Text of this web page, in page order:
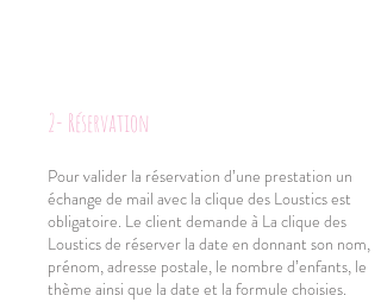
2- Réservation
Pour valider la réservation d’une prestation un
échange de mail avec la clique des Loustics est
obligatoire. Le client demande à La clique des
Loustics de réserver la date en donnant son nom,
prénom, adresse postale, le nombre d’enfants, le
thème ainsi que la date et la formule choisies.